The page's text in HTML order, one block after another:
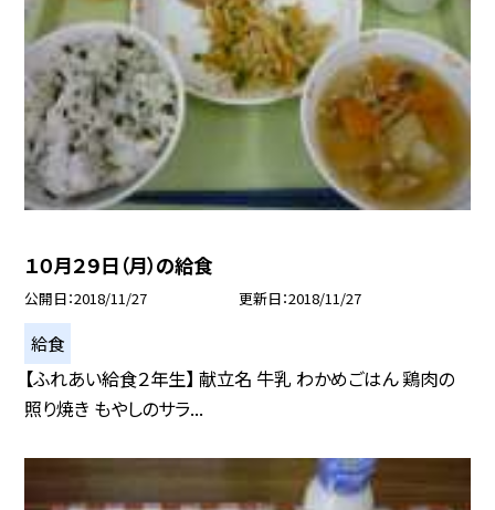
１０月２９日（月）の給食
公開日 2018/11/27 更新日 2018/11/27
給食
【ふれあい給食２年生】 献立名 牛乳 わかめごはん 鶏肉の
照り焼き もやしのサラ...